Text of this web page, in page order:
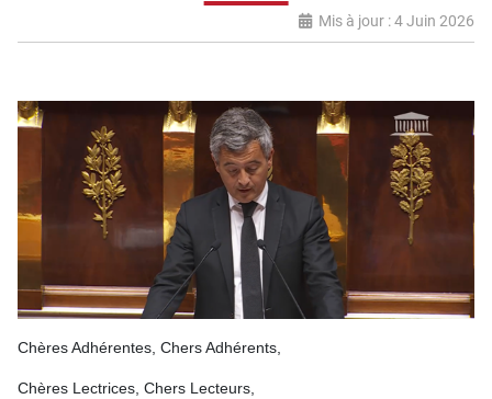
Mis à jour : 4 Juin 2026
Chères Adhérentes, Chers Adhérents,
Chères Lectrices, Chers Lecteurs,